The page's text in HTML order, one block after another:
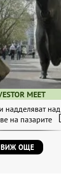
MEET
надделяват над
на пазарите
ВИЖ ОЩЕ